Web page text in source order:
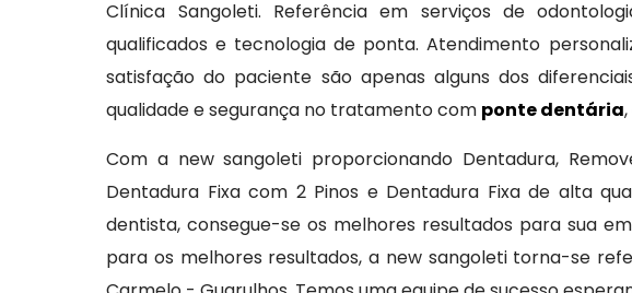
Clínica Sangoleti. Referência em serviços de
qualificados e tecnologia de ponta. Atendimento
satisfação do paciente são apenas alguns dos
qualidade e segurança no tratamento com ponte dentária
Com a new sangoleti proporcionando Dentadura,
Dentadura Fixa com 2 Pinos e Dentadura Fixa de alta
dentista, consegue-se os melhores resultados para sua
para os melhores resultados, a new sangoleti torna-se